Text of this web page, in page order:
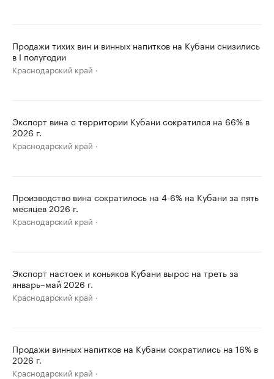
Продажи тихих вин и винных напитков на Кубани снизились
в I полугодии
Краснодарский край
Экспорт вина с территории Кубани сократился на 66% в
2026 г.
Краснодарский край
Производство вина сократилось на 4-6% на Кубани за пять
месяцев 2026 г.
Краснодарский край
Экспорт настоек и коньяков Кубани вырос на треть за
январь–май 2026 г.
Краснодарский край
Продажи винных напитков на Кубани сократились на 16% в
2026 г.
Краснодарский край